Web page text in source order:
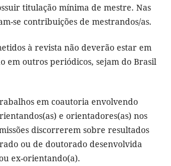
titulação mínima de mestre. Nas
se contribuições de mestrandos/as.
à revista não deverão estar em
em outros periódicos, sejam do Brasil
em coautoria envolvendo
e orientadores(as) nos
discorrerem sobre resultados
ou de doutorado desenvolvida
ex-orientando(a).